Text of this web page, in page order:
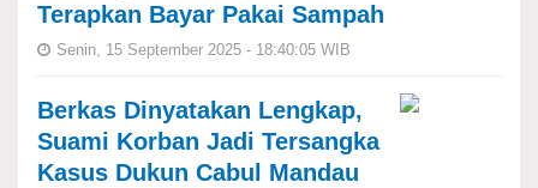
Terapkan Bayar Pakai Sampah
Senin, 15 September 2025 - 18:40:05 WIB
Berkas Dinyatakan Lengkap,
Suami Korban Jadi Tersangka
Kasus Dukun Cabul Mandau